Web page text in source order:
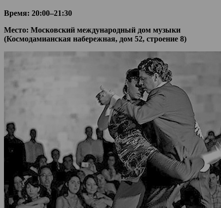
Время: 20:00–21:30
Место: Московский международный дом музыки
(Космодамианская набережная, дом 52, строение 8)